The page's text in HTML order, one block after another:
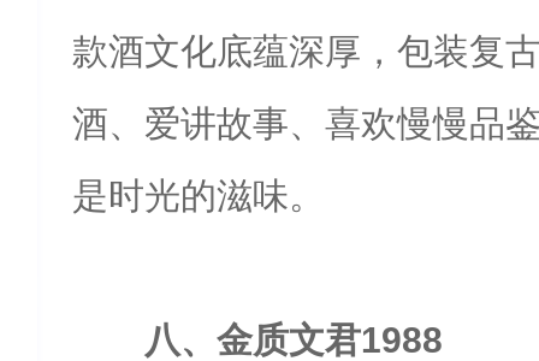
款酒文化底蕴深厚，包装复
酒、爱讲故事、喜欢慢慢品
是时光的滋味。
八、金质文君1988